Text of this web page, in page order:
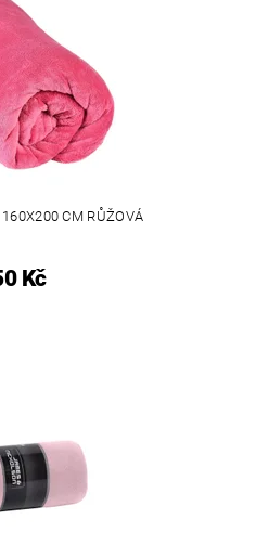
CM RŮŽOVÁ
Kč